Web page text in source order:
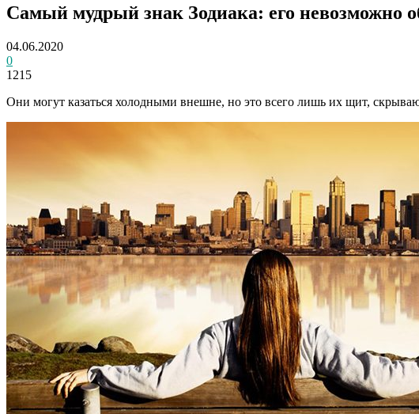
Самый мудрый знак Зодиака: его невозможно
04.06.2020
0
1215
Они могут казаться холодными внешне, но это всего лишь их щит,